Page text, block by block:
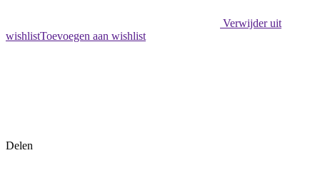
Verwijder uit
wishlistToevoegen aan wishlist
Delen